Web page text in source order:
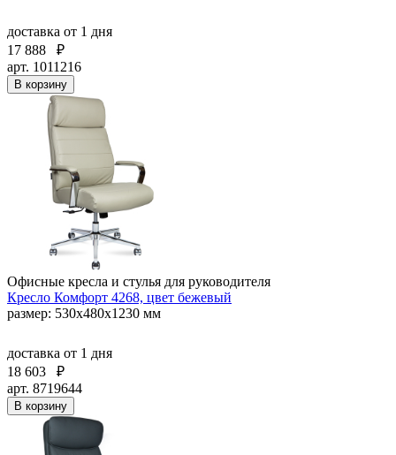
доставка от 1 дня
17 888
₽
арт. 1011216
В корзину
Офисные кресла и стулья для руководителя
Кресло Комфорт 4268, цвет бежевый
размер: 530х480х1230 мм
доставка от 1 дня
18 603
₽
арт. 8719644
В корзину